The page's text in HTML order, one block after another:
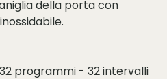
della porta con
programmi - 32 intervalli